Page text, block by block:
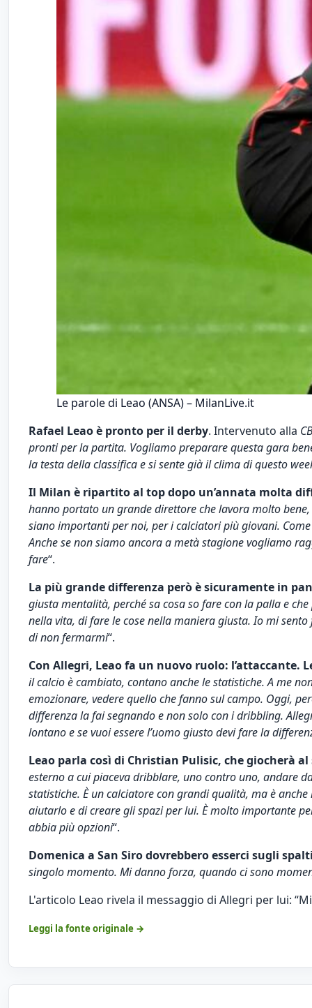
Le parole di Leao (ANSA) – MilanLive.it
Rafael Leao è pronto per il derby. Intervenuto alla
pronti per la partita. Vogliamo preparare questa gara
la testa della classifica e si sente già il clima di questo
Il Milan è ripartito al top dopo un’annata molta
hanno portato un grande direttore che lavora molto
siano importanti per noi, per i calciatori più giovani.
Anche se non siamo ancora a metà stagione vogliamo
fare“.
La più grande differenza però è sicuramente in
giusta mentalità, perché sa cosa so fare con la palla e
nella vita, di fare le cose nella maniera giusta. Io mi
di non fermarmi“.
Con Allegri, Leao fa un nuovo ruolo: l’attaccante.
il calcio è cambiato, contano anche le statistiche. A me
emozionare, vedere quello che fanno sul campo. Oggi,
differenza la fai segnando e non solo con i dribbling.
lontano e se vuoi essere l’uomo giusto devi fare la
Leao parla così di Christian Pulisic, che giocherà
esterno a cui piaceva dribblare, uno contro uno, andare
statistiche. È un calciatore con grandi qualità, ma è
aiutarlo e di creare gli spazi per lui. È molto importante
abbia più opzioni“.
Domenica a San Siro dovrebbero esserci sugli
singolo momento. Mi danno forza, quando ci sono
L'articolo Leao rivela il messaggio di Allegri per lui:
Leggi la fonte originale →